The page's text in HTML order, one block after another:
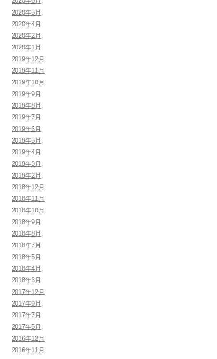
2020年5月
2020年4月
2020年2月
2020年1月
2019年12月
2019年11月
2019年10月
2019年9月
2019年8月
2019年7月
2019年6月
2019年5月
2019年4月
2019年3月
2019年2月
2018年12月
2018年11月
2018年10月
2018年9月
2018年8月
2018年7月
2018年5月
2018年4月
2018年3月
2017年12月
2017年9月
2017年7月
2017年5月
2016年12月
2016年11月